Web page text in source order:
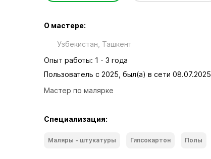
О мастере:
Узбекистан, Ташкент
Опыт работы: 1 - 3 года
Пользователь с 2025, был(а) в сети 08.07.2025
Мастер по малярке
Специализация:
Маляры - штукатуры Гипсокартон Полы